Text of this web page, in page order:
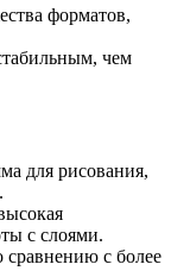
форматов,
чем
для рисования,
с слоями.
с более